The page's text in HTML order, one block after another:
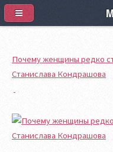
Почему женщины редко
Станислава Кондрашова